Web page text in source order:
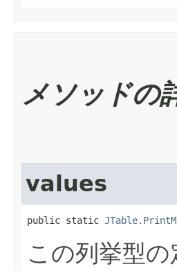
メソッドの
values
public static
この列挙型